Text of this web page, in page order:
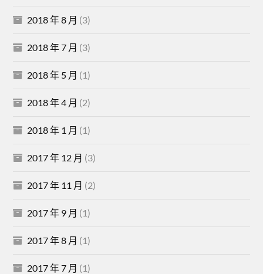
2018 年 8 月 (3)
2018 年 7 月 (3)
2018 年 5 月 (1)
2018 年 4 月 (2)
2018 年 1 月 (1)
2017 年 12 月 (3)
2017 年 11 月 (2)
2017 年 9 月 (1)
2017 年 8 月 (1)
2017 年 7 月 (1)